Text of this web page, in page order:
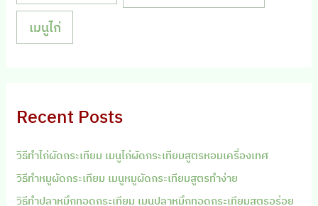
เมนูไก่
Recent Posts
วิธีทำไก่ผัดกระเทียม เมนูไก่ผัดกระเทียมสูตรหอมเครื่องเทศ
วิธีทำหมูผัดกระเทียม เมนูหมูผัดกระเทียมสูตรทำง่าย
วิธีทำปลาหมึกทอดกระเทียม เมนูปลาหมึกทอดกระเทียมสูตรอร่อย